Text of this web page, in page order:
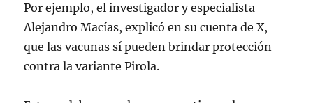
Por ejemplo, el investigador y especialista
Alejandro Macías, explicó en su cuenta de X,
que las vacunas sí pueden brindar protección
contra la variante Pirola.